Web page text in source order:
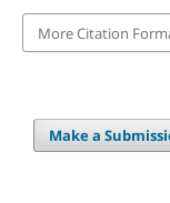
More Citation
Make a